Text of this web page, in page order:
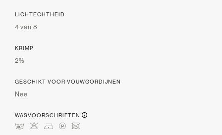
LICHTECHTHEID
4 van 8
KRIMP
2%
GESCHIKT VOOR VOUWGORDIJNEN
Nee
WASVOORSCHRIFTEN
mHDLU